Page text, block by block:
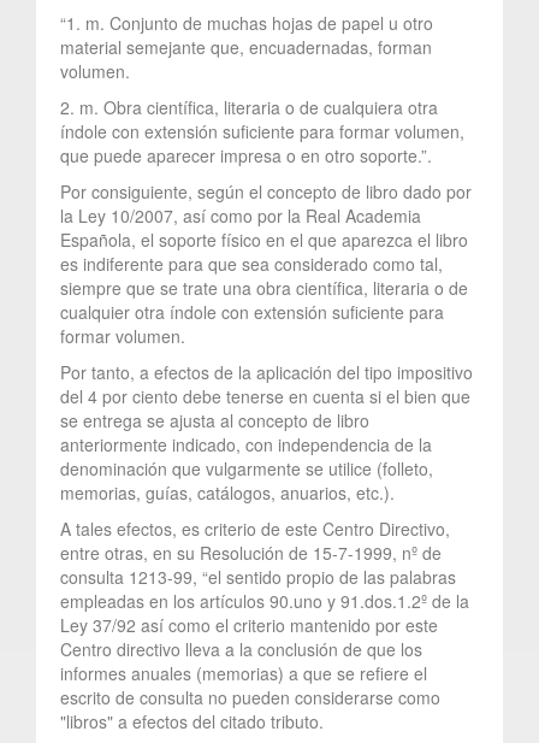
“1. m. Conjunto de muchas hojas de papel u otro
material semejante que, encuadernadas, forman
volumen.
2. m. Obra científica, literaria o de cualquiera otra
índole con extensión suficiente para formar volumen,
que puede aparecer impresa o en otro soporte.”.
Por consiguiente, según el concepto de libro dado por
la Ley 10/2007, así como por la Real Academia
Española, el soporte físico en el que aparezca el libro
es indiferente para que sea considerado como tal,
siempre que se trate una obra científica, literaria o de
cualquier otra índole con extensión suficiente para
formar volumen.
Por tanto, a efectos de la aplicación del tipo impositivo
del 4 por ciento debe tenerse en cuenta si el bien que
se entrega se ajusta al concepto de libro
anteriormente indicado, con independencia de la
denominación que vulgarmente se utilice (folleto,
memorias, guías, catálogos, anuarios, etc.).
A tales efectos, es criterio de este Centro Directivo,
entre otras, en su Resolución de 15-7-1999, nº de
consulta 1213-99, “el sentido propio de las palabras
empleadas en los artículos 90.uno y 91.dos.1.2º de la
Ley 37/92 así como el criterio mantenido por este
Centro directivo lleva a la conclusión de que los
informes anuales (memorias) a que se refiere el
escrito de consulta no pueden considerarse como
"libros" a efectos del citado tributo.